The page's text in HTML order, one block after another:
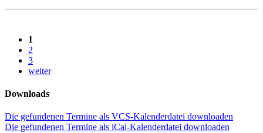
1
2
3
weiter
Downloads
Die gefundenen Termine als VCS-Kalenderdatei downloaden
Die gefundenen Termine als iCal-Kalenderdatei downloaden